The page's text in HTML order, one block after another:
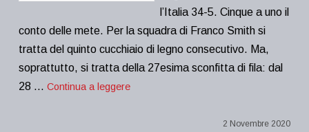
l’Italia 34-5. Cinque a uno il
conto delle mete. Per la squadra di Franco Smith si
tratta del quinto cucchiaio di legno consecutivo. Ma,
soprattutto, si tratta della 27esima sconfitta di fila: dal
28 … Continua a leggere
2 Novembre 2020